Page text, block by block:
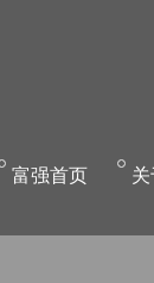
富强首页 关